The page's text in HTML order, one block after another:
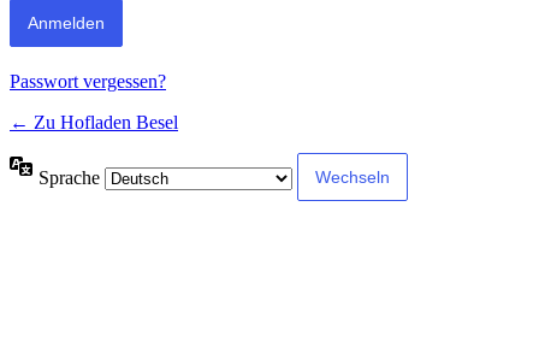
Passwort vergessen?
← Zu Hofladen Besel
Sprache